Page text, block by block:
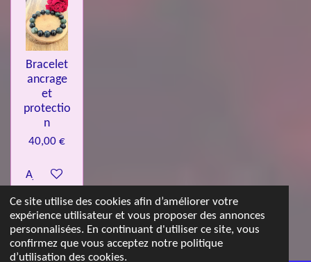
Ce site utilise des cookies afin d’améliorer votre
expérience utilisateur et vous proposer des annonces
personnalisées. En continuant d'utiliser ce site, vous
confirmez que vous acceptez notre politique
d’utilisation des cookies.
Bracelet
ancrage
et
protectio
n
40,00 €
Ajouter au panier
© 2023 - 2026 Les jolies pierres d'Emma
Propulsé par Webador